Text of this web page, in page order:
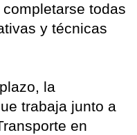
todas
y técnicas
la
trabaja junto a
en